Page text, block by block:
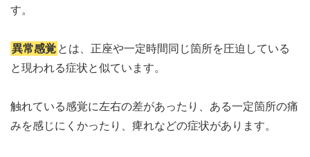
す。
異常感覚 とは、正座や一定時間同じ箇所を圧迫している
と現われる症状と似ています。
触れている感覚に左右の差があったり、ある一定箇所の痛
みを感じにくかったり、痺れなどの症状があります。